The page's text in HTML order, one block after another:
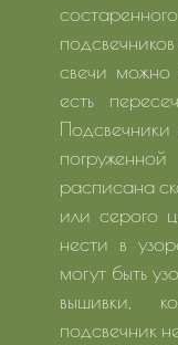
свечи можно
есть
расписана
или серого
нести в
могут быть
вышивки,
подсвечник